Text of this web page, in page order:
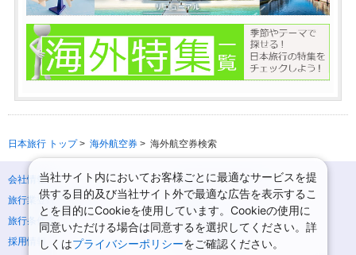
日本旅行 トップ> 海外航空券 > 海外航空券検索
会社情報
プライバシーポリシー
旅行業登録票・約款
規約集
旅行条件書
ニュースリリース
採用情報
サイトマップ
当社サイト内においてお客様ごとに最適なサービスを提
供する目的及び当社サイト外で最適な広告を表示するこ
とを目的にCookieを使用しています。Cookieの使用に
同意いただける場合は同意するを選択してください。詳
しくはプライバシーポリシーをご確認ください。